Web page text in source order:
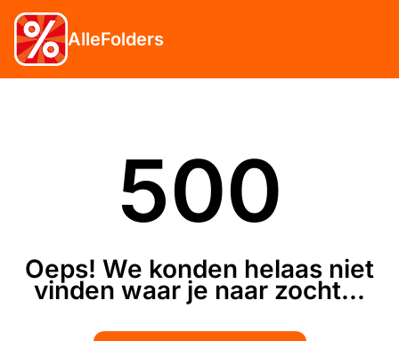
AlleFolders
500
Oeps! We konden helaas niet
vinden waar je naar zocht...